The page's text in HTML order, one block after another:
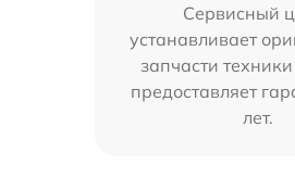
Сервисный
устанавливает
запчасти
предоставляет
лет.